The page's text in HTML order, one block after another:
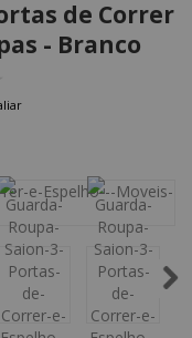
de Correr
- Branco